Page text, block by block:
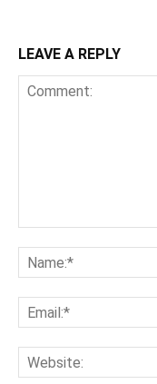
LEAVE A REPLY